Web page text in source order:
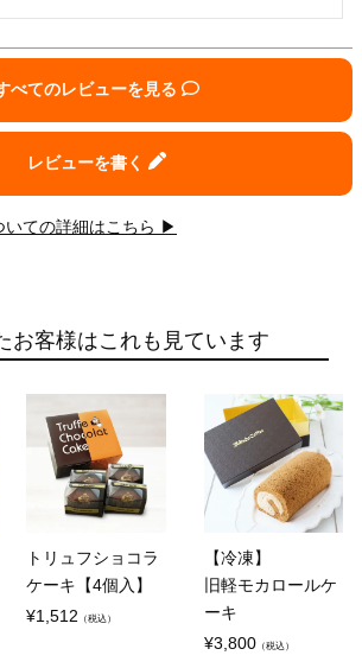
べてのレビューを見る
レビューを書く
いての詳細はこちら ▶
お客様はこれも見ています
トリュフショコラ
ケーキ【4個入】
¥1,512 （税込）
【冷凍】
旧軽モカロールケ
ーキ
¥3,800（税込）